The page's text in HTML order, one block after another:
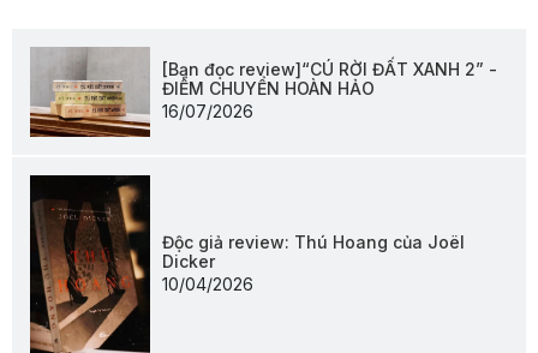
[Bạn đọc review]“CÚ RỜI ĐẤT XANH 2” -
ĐIỂM CHUYỂN HOÀN HẢO
16/07/2026
Độc giả review: Thú Hoang của Joël
Dicker
10/04/2026